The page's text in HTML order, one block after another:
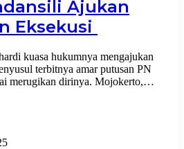
Ajukan
Eksekusi
kuasa hukumnya mengajukan
terbitnya amar putusan PN
merugikan dirinya. Mojokerto,…